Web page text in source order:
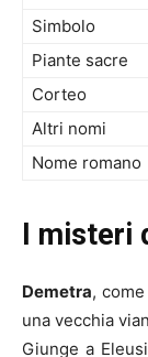
Simbolo
Piante sacre
Corteo
Altri nomi
Nome romano
I misteri
Demetra,
una vecchia
Giunge a